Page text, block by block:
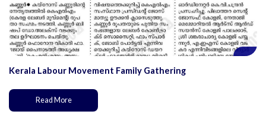
Kerala Labour Movement Family Gathering
Read More